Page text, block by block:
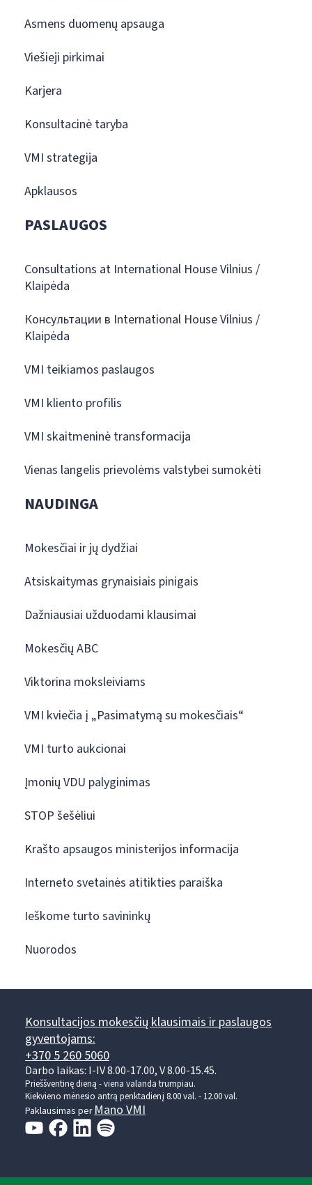
Asmens duomenų apsauga
Viešieji pirkimai
Karjera
Konsultacinė taryba
VMI strategija
Apklausos
PASLAUGOS
Consultations at International House Vilnius /
Klaipėda
Консультации в International House Vilnius /
Klaipėda
VMI teikiamos paslaugos
VMI kliento profilis
VMI skaitmeninė transformacija
Vienas langelis prievolėms valstybei sumokėti
NAUDINGA
Mokesčiai ir jų dydžiai
Atsiskaitymas grynaisiais pinigais
Dažniausiai užduodami klausimai
Mokesčių ABC
Viktorina moksleiviams
VMI kviečia į „Pasimatymą su mokesčiais“
VMI turto aukcionai
Įmonių VDU palyginimas
STOP šešėliui
Krašto apsaugos ministerijos informacija
Interneto svetainės atitikties paraiška
Ieškome turto savininkų
Nuorodos
Konsultacijos mokesčių klausimais ir paslaugos
gyventojams:
+370 5 260 5060
Darbo laikas: I-IV 8.00-17.00, V 8.00-15.45.
Prieššventinę dieną - viena valanda trumpiau.
Kiekvieno mėnesio antrą penktadienį 8.00 val. - 12.00 val.
Paklausimas perMano VMI